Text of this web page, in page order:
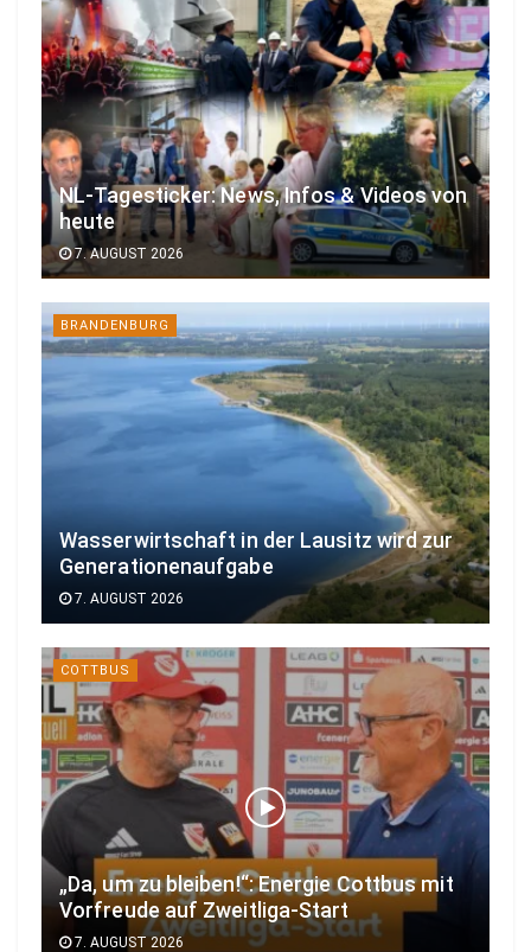
NL-Tagesticker: News, Infos & Videos von
heute
7. AUGUST 2026
BRANDENBURG
Wasserwirtschaft in der Lausitz wird zur
Generationenaufgabe
7. AUGUST 2026
COTTBUS
„Da, um zu bleiben!“: Energie Cottbus mit
Vorfreude auf Zweitliga-Start
7. AUGUST 2026